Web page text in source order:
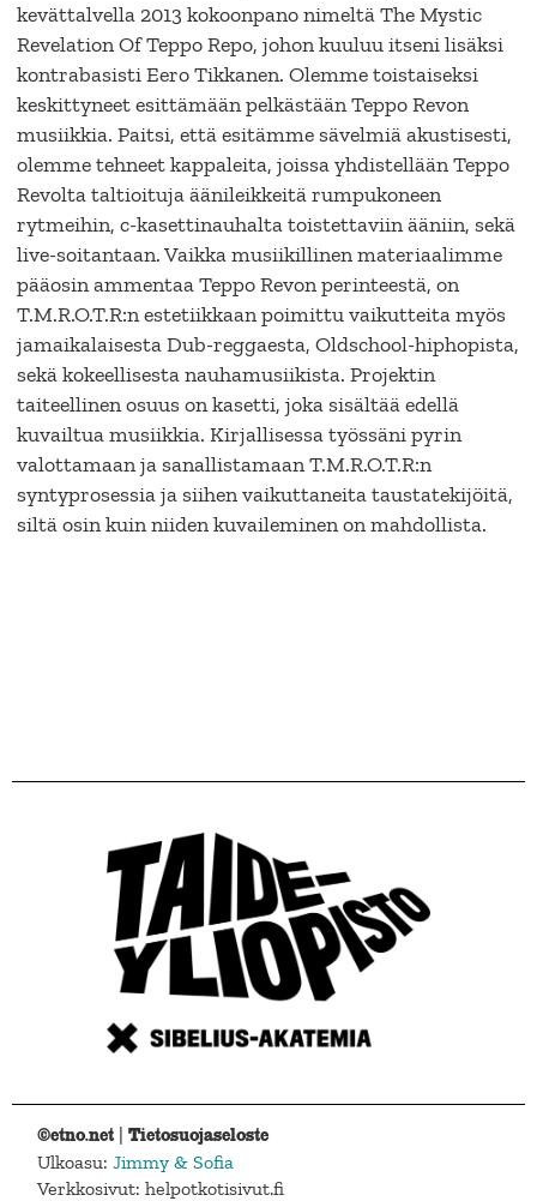
kevättalvella 2013 kokoonpano nimeltä The Mystic
Revelation Of Teppo Repo, johon kuuluu itseni lisäksi
kontrabasisti Eero Tikkanen. Olemme toistaiseksi
keskittyneet esittämään pelkästään Teppo Revon
musiikkia. Paitsi, että esitämme sävelmiä akustisesti,
olemme tehneet kappaleita, joissa yhdistellään Teppo
Revolta taltioituja äänileikkeitä rumpukoneen
rytmeihin, c-kasettinauhalta toistettaviin ääniin, sekä
live-soitantaan. Vaikka musiikillinen materiaalimme
pääosin ammentaa Teppo Revon perinteestä, on
T.M.R.O.T.R:n estetiikkaan poimittu vaikutteita myös
jamaikalaisesta Dub-reggaesta, Oldschool-hiphopista,
sekä kokeellisesta nauhamusiikista. Projektin
taiteellinen osuus on kasetti, joka sisältää edellä
kuvailtua musiikkia. Kirjallisessa työssäni pyrin
valottamaan ja sanallistamaan T.M.R.O.T.R:n
syntyprosessia ja siihen vaikuttaneita taustatekijöitä,
siltä osin kuin niiden kuvaileminen on mahdollista.
©etno.net |Tietosuojaseloste
Ulkoasu:Jimmy & Sofia
Verkkosivut: helpotkotisivut.fi